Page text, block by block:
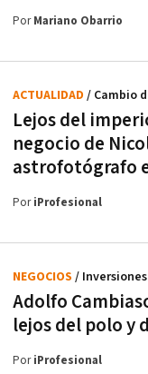
PorMariano Obarrio
Lejos del
negocio de
astrofotógrafo
ACTUALIDAD / Cambio
PoriProfesional
Adolfo
lejos del polo y
NEGOCIOS / Inversiones
PoriProfesional